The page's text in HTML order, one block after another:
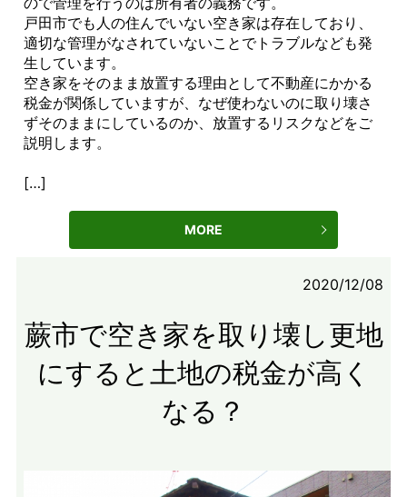
戸田市でも人の住んでいない空き家は存在しており、
適切な管理がなされていないことでトラブルなども発
生しています。
空き家をそのまま放置する理由として不動産にかかる
税金が関係していますが、なぜ使わないのに取り壊さ
ずそのままにしているのか、放置するリスクなどをご
説明します。
[…]
MORE
2020/12/08
蕨市で空き家を取り壊し更地
にすると土地の税金が高く
なる？